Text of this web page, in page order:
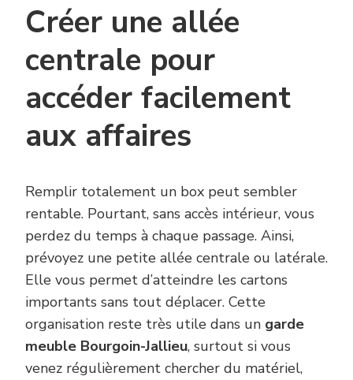
Créer une allée
centrale pour
accéder facilement
aux affaires
Remplir totalement un box peut sembler
rentable. Pourtant, sans accès intérieur, vous
perdez du temps à chaque passage. Ainsi,
prévoyez une petite allée centrale ou latérale.
Elle vous permet d’atteindre les cartons
importants sans tout déplacer. Cette
organisation reste très utile dans un garde
meuble Bourgoin-Jallieu, surtout si vous
venez régulièrement chercher du matériel,